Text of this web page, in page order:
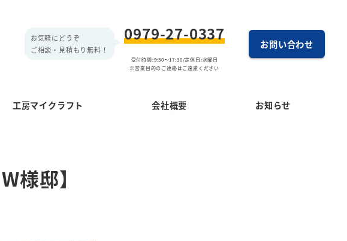
お気軽にどうぞ
ご相談・見積もり無料！
0979-27-0337
受付時間:9:30〜17:30/定休日:水曜日
※営業目的のご連絡はご遠慮ください
お問い合わせ
工房マイクラフト 会社概要 お知らせ
様邸】